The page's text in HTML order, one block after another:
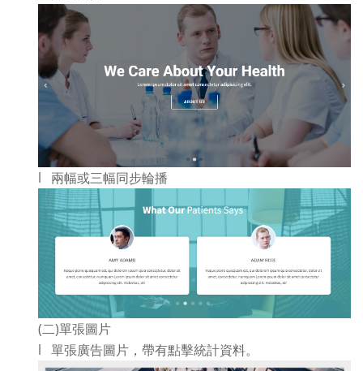
l 兩幅或三幅同步輪播
(二)單張圖片
l 單張廣告圖片，帶有點擊統計資料。